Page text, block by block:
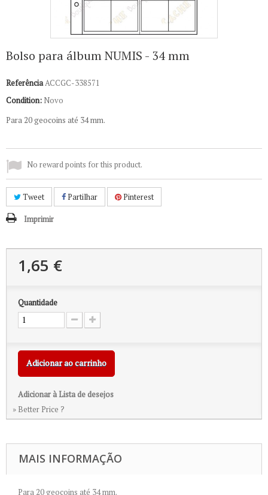
Bolso para álbum NUMIS - 34 mm
ReferênciaACCGC-338571
Condition: Novo
Para 20 geocoins até 34 mm.
No reward points for this product.
Tweet Partilhar Pinterest
Imprimir
1,65 €
Quantidade
Adicionar ao carrinho
Adicionar à Lista de desejos
» Better Price ?
MAIS INFORMAÇÃO
Para 20 geocoins até 34 mm.